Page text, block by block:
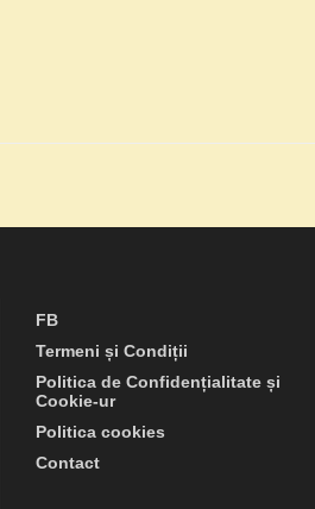
FB
Termeni și Condiții
Politica de Confidențialitate și
Cookie-ur
Politica cookies
Contact